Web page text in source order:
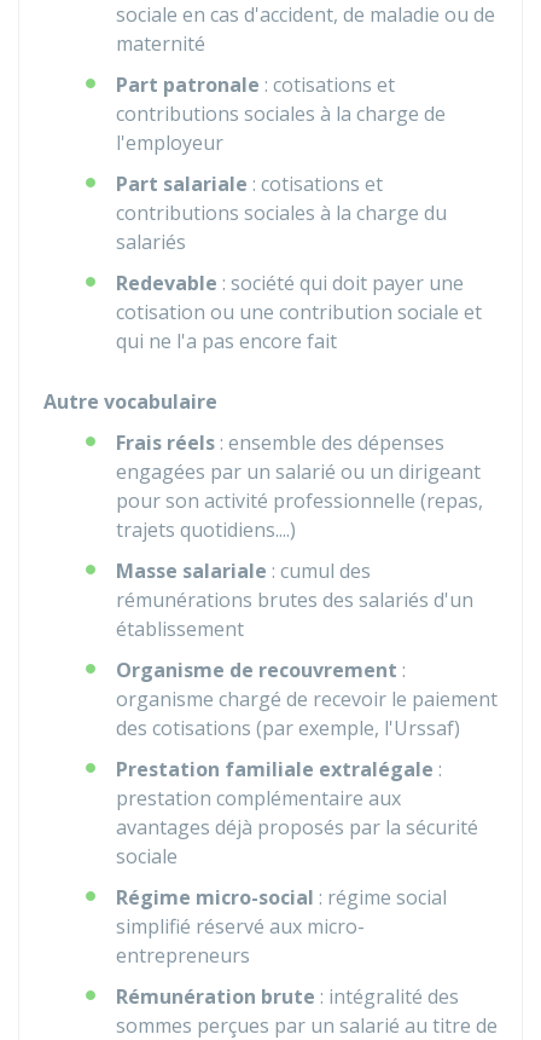
sociale en cas d'accident, de maladie ou de
maternité
Part patronale : cotisations et
contributions sociales à la charge de
l'employeur
Part salariale : cotisations et
contributions sociales à la charge du
salariés
Redevable : société qui doit payer une
cotisation ou une contribution sociale et
qui ne l'a pas encore fait
Autre vocabulaire
Frais réels : ensemble des dépenses
engagées par un salarié ou un dirigeant
pour son activité professionnelle (repas,
trajets quotidiens....)
Masse salariale : cumul des
rémunérations brutes des salariés d'un
établissement
Organisme de recouvrement :
organisme chargé de recevoir le paiement
des cotisations (par exemple, l'Urssaf)
Prestation familiale extralégale :
prestation complémentaire aux
avantages déjà proposés par la sécurité
sociale
Régime micro-social : régime social
simplifié réservé aux micro-
entrepreneurs
Rémunération brute : intégralité des
sommes perçues par un salarié au titre de